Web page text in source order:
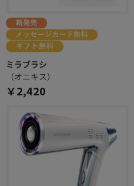
ミラブラシ
（オニキス）
￥2,420